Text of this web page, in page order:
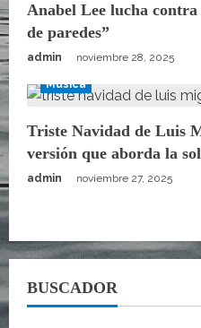
Anabel Lee lucha
de paredes”
admin noviembre 28, 2025
Música
Triste Navidad de Luis
versión que aborda la
admin noviembre 27, 2025
BUSCADOR